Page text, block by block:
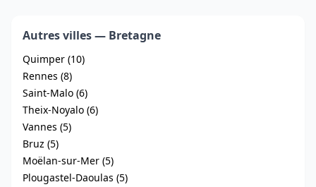
Autres villes — Bretagne
Quimper (10)
Rennes (8)
Saint-Malo (6)
Theix-Noyalo (6)
Vannes (5)
Bruz (5)
Moëlan-sur-Mer (5)
Plougastel-Daoulas (5)